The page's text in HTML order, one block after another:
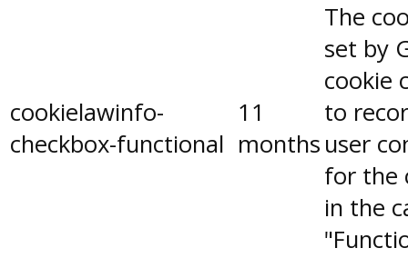
cookielawinfo-
checkbox-functional
11
months
The
set by
cookie
to
user
for the
in the